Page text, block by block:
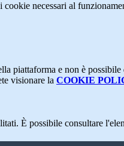
necessari al
piattaforma e non è
visionare la COOKIE
È possibile consultare